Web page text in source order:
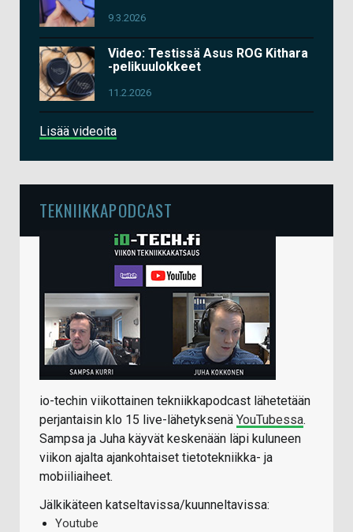
9.3.2026
Video: Testissä Asus ROG Kithara
-pelikuulokkeet
11.2.2026
Lisää videoita
TEKNIIKKAPODCAST
io-techin viikottainen tekniikkapodcast lähetetään
perjantaisin klo 15 live-lähetyksenä YouTubessa.
Sampsa ja Juha käyvät keskenään läpi kuluneen
viikon ajalta ajankohtaiset tietotekniikka- ja
mobiiliaiheet.
Jälkikäteen katseltavissa/kuunneltavissa:
Youtube